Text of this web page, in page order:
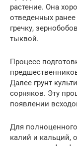
растение. Она
отведенных
гречку,
тыквой.
Процесс
Далее грунт
сорняков. Эту
появлении
Для
калий и кальций,